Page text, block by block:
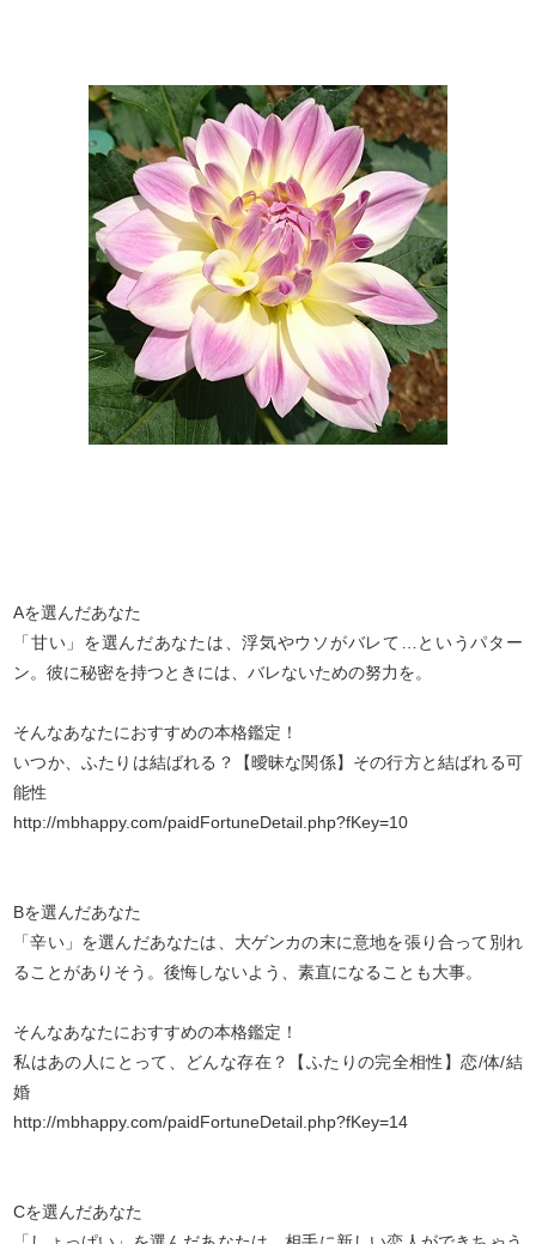
Aを選んだあなた
「甘い」を選んだあなたは、浮気やウソがバレて…というパター
ン。彼に秘密を持つときには、バレないための努力を。
そんなあなたにおすすめの本格鑑定！
いつか、ふたりは結ばれる？【曖昧な関係】その行方と結ばれる可
能性
http://mbhappy.com/paidFortuneDetail.php?fKey=10
Bを選んだあなた
「辛い」を選んだあなたは、大ゲンカの末に意地を張り合って別れ
ることがありそう。後悔しないよう、素直になることも大事。
そんなあなたにおすすめの本格鑑定！
私はあの人にとって、どんな存在？【ふたりの完全相性】恋/体/結
婚
http://mbhappy.com/paidFortuneDetail.php?fKey=14
Cを選んだあなた